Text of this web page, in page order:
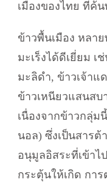
เมืองของไทย ที่ค้
ข้าวพื้นเมือง หลา
มะเร็งได้ดีเยี่ยม เ
มะลิดำ, ข้าวเจ้าแ
ข้าวเหนียวแสนสบ
เนื่องจากข้าวกลุ่
นอล) ซึ่งเป็นสารต้
อนุมูลอิสระที่เข้าไ
กระตุ้นให้เกิด กา